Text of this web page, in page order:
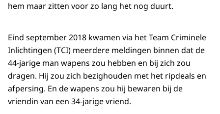
hem maar zitten voor zo lang het nog duurt.
Eind september 2018 kwamen via het Team Criminele
Inlichtingen (TCI) meerdere meldingen binnen dat de
44-jarige man wapens zou hebben en bij zich zou
dragen. Hij zou zich bezighouden met het ripdeals en
afpersing. En de wapens zou hij bewaren bij de
vriendin van een 34-jarige vriend.